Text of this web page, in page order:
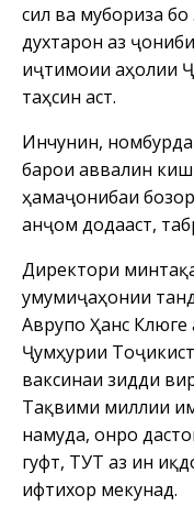
сил ва мубориза бо
духтарон аз
иҷтимоии аҳолии
таҳсин аст.
Инчунин,
барои аввалин
ҳамаҷонибаи
анҷом додааст,
Директори
умумиҷаҳонии
Аврупо Ҳанс Клюге
Ҷумҳурии
ваксинаи зидди
Тақвими миллии
намуда, онро
гуфт, ТУТ аз ин
ифтихор мекунад.